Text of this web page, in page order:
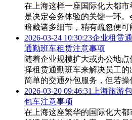
在上海这样一座国际化大都
是决定会务体验的关键一环
暗藏诸多细节，稍有疏忽便可
2026-03-24 10:30:23企业租赁
通勤班车租赁注意事项
随着企业规模扩大或办公地
择租赁通勤班车来解决员工
简单的交通外包服务，但若操
2026-03-20 09:46:31
上海旅游
包车注意事项
在上海这座繁华的国际化大